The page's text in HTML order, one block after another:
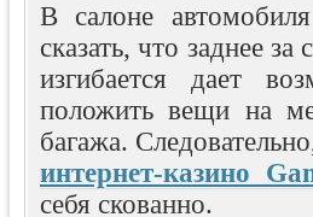
В салоне
сказать, что заднее
изгибается дает
положить вещи на
багажа.
интернет-казино
себя скованно.